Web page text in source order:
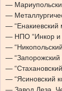
—
—
— “Енакиевский
— НПО “Инкор и
—
— “Запорожский
—
— “Ясиновский